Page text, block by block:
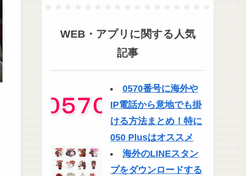
WEB・アプリ に関する人気
記事
0570番号に海外や
IP電話から意地でも掛
ける方法まとめ！特に
050 Plusはオススメ
海外のLINEスタン
プをダウンロードする